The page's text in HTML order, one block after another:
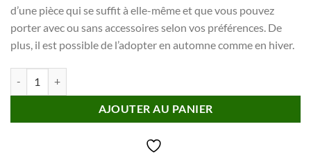
d’une pièce qui se suffit à elle-même et que vous pouvez
porter avec ou sans accessoires selon vos préférences. De
plus, il est possible de l’adopter en automne comme en hiver.
AJOUTER AU PANIER